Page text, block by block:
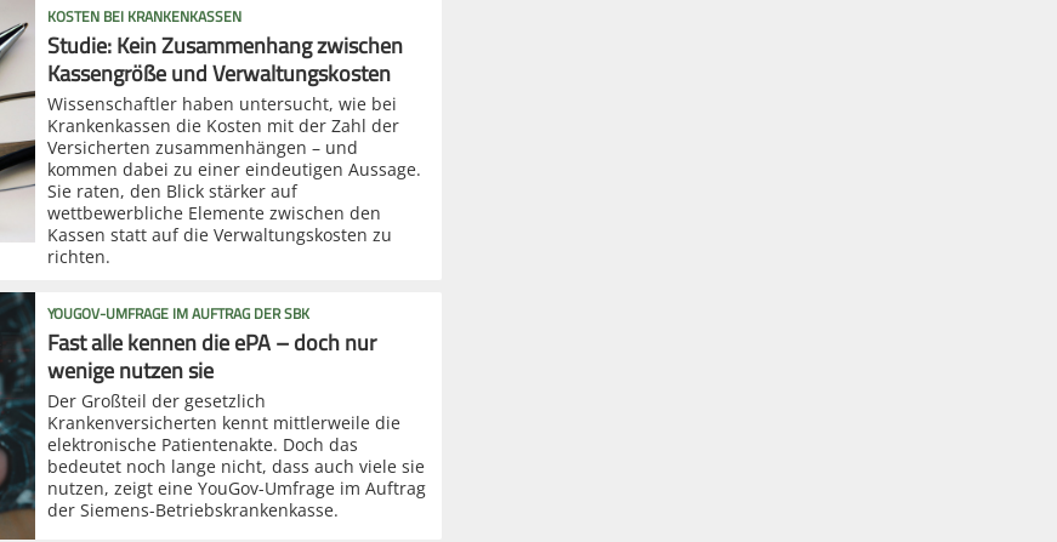
KOSTEN BEI KRANKENKASSEN
Studie: Kein Zusammenhang zwischen
Kassengröße und Verwaltungskosten
Wissenschaftler haben untersucht, wie bei
Krankenkassen die Kosten mit der Zahl der
Versicherten zusammenhängen – und
kommen dabei zu einer eindeutigen Aussage.
Sie raten, den Blick stärker auf
wettbewerbliche Elemente zwischen den
Kassen statt auf die Verwaltungskosten zu
richten.
YOUGOV-UMFRAGE IM AUFTRAG DER SBK
Fast alle kennen die ePA – doch nur
wenige nutzen sie
Der Großteil der gesetzlich
Krankenversicherten kennt mittlerweile die
elektronische Patientenakte. Doch das
bedeutet noch lange nicht, dass auch viele sie
nutzen, zeigt eine YouGov-Umfrage im Auftrag
der Siemens-Betriebskrankenkasse.